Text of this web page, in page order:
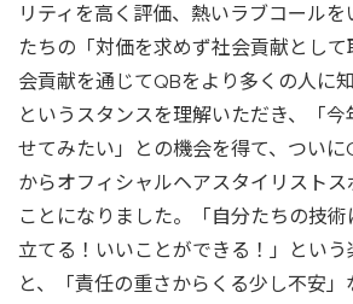
リティを高く評価、熱いラブコール
たちの「対価を求めず社会貢献とし
会貢献を通じてQBをより多くの人に
というスタンスを理解いただき、「今
せてみたい」との機会を得て、ついに
からオフィシャルヘアスタイリスト
ことになりました。「自分たちの技
立てる！いいことができる！」とい
と、「責任の重さからくる少し不安